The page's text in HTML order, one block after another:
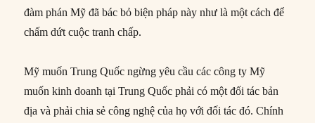
đàm phán Mỹ đã bác bỏ biện pháp này như là một cách để
chấm dứt cuộc tranh chấp.
Mỹ muốn Trung Quốc ngừng yêu cầu các công ty Mỹ
muốn kinh doanh tại Trung Quốc phải có một đối tác bản
địa và phải chia sẻ công nghệ của họ với đối tác đó. Chính